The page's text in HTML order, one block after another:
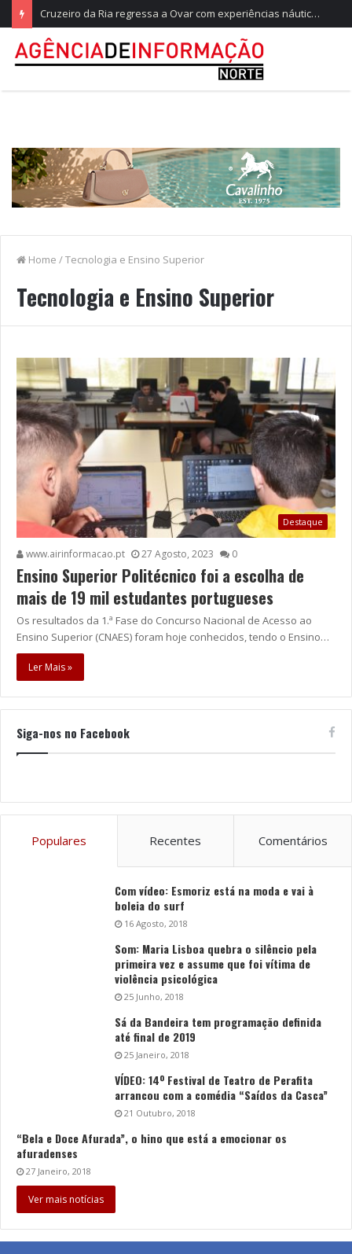
Cruzeiro da Ria regressa a Ovar com experiências náuticas e observação de aves
Home /Tecnologia e Ensino Superior
Tecnologia e Ensino Superior
Destaque
www.airinformacao.pt 27 Agosto, 2023 0
Ensino Superior Politécnico foi a escolha de
mais de 19 mil estudantes portugueses
Os resultados da 1.ª Fase do Concurso Nacional de Acesso ao
Ensino Superior (CNAES) foram hoje conhecidos, tendo o Ensino…
Ler Mais »
Siga-nos no Facebook
Populares Recentes Comentários
Com vídeo: Esmoriz está na moda e vai à
boleia do surf
16 Agosto, 2018
Som: Maria Lisboa quebra o silêncio pela
primeira vez e assume que foi vítima de
violência psicológica
25 Junho, 2018
Sá da Bandeira tem programação definida
até final de 2019
25 Janeiro, 2018
VÍDEO: 14º Festival de Teatro de Perafita
arrancou com a comédia “Saídos da Casca”
21 Outubro, 2018
“Bela e Doce Afurada”, o hino que está a emocionar os
afuradenses
27 Janeiro, 2018
Ver mais notícias